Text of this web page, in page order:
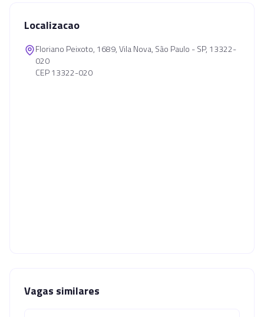
Localizacao
Floriano Peixoto, 1689, Vila Nova, São Paulo - SP, 13322-
020
CEP 13322-020
Vagas similares